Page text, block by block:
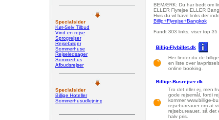
Specialsider
Kør-Selv Tilbud
Vind en rejse
Sprogrejser
Rejsebøger
Sommerhuse
Rejseledsager
Sommerhus
Afbudsrejser
Specialsider
Billige Hoteller
Sommerhusudlejning
BEMÆRK: Du har bedt om
ELLER Flyrejse ELLER
Hvis du vil have links der
Billig+Flyrejse+Bangkok
Fandt 303 links, viser top 35
Billig-Flybillet.dk
Her finder du de
en liste over
online booking.
Billige-Busrejser.dk
Tro det eller ej, men
gode rejsemål, fordi
kommer www.billige-
rejsebureauer om at
rejsebureauet, så det
halv pris.